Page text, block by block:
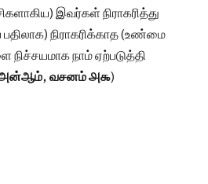
இவர்கள் நிராகரித்து
நிராகரிக்காத (உண்மை
நாம் ஏற்படுத்தி
அன்ஆம், வசனம் ௮௯)